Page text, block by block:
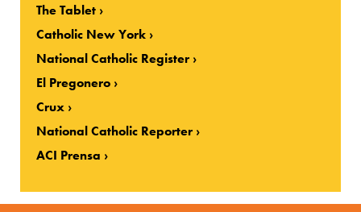
The Tablet
Catholic New York
National Catholic Register
El Pregonero
Crux
National Catholic Reporter
ACI Prensa